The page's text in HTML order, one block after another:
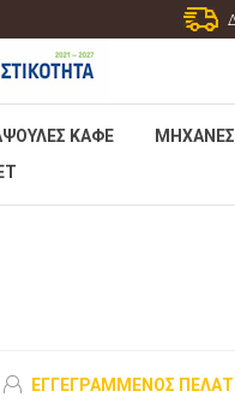
ΚΑΦΈ
ΕΓΓΕΓΡΑΜΜΈΝΟΣ